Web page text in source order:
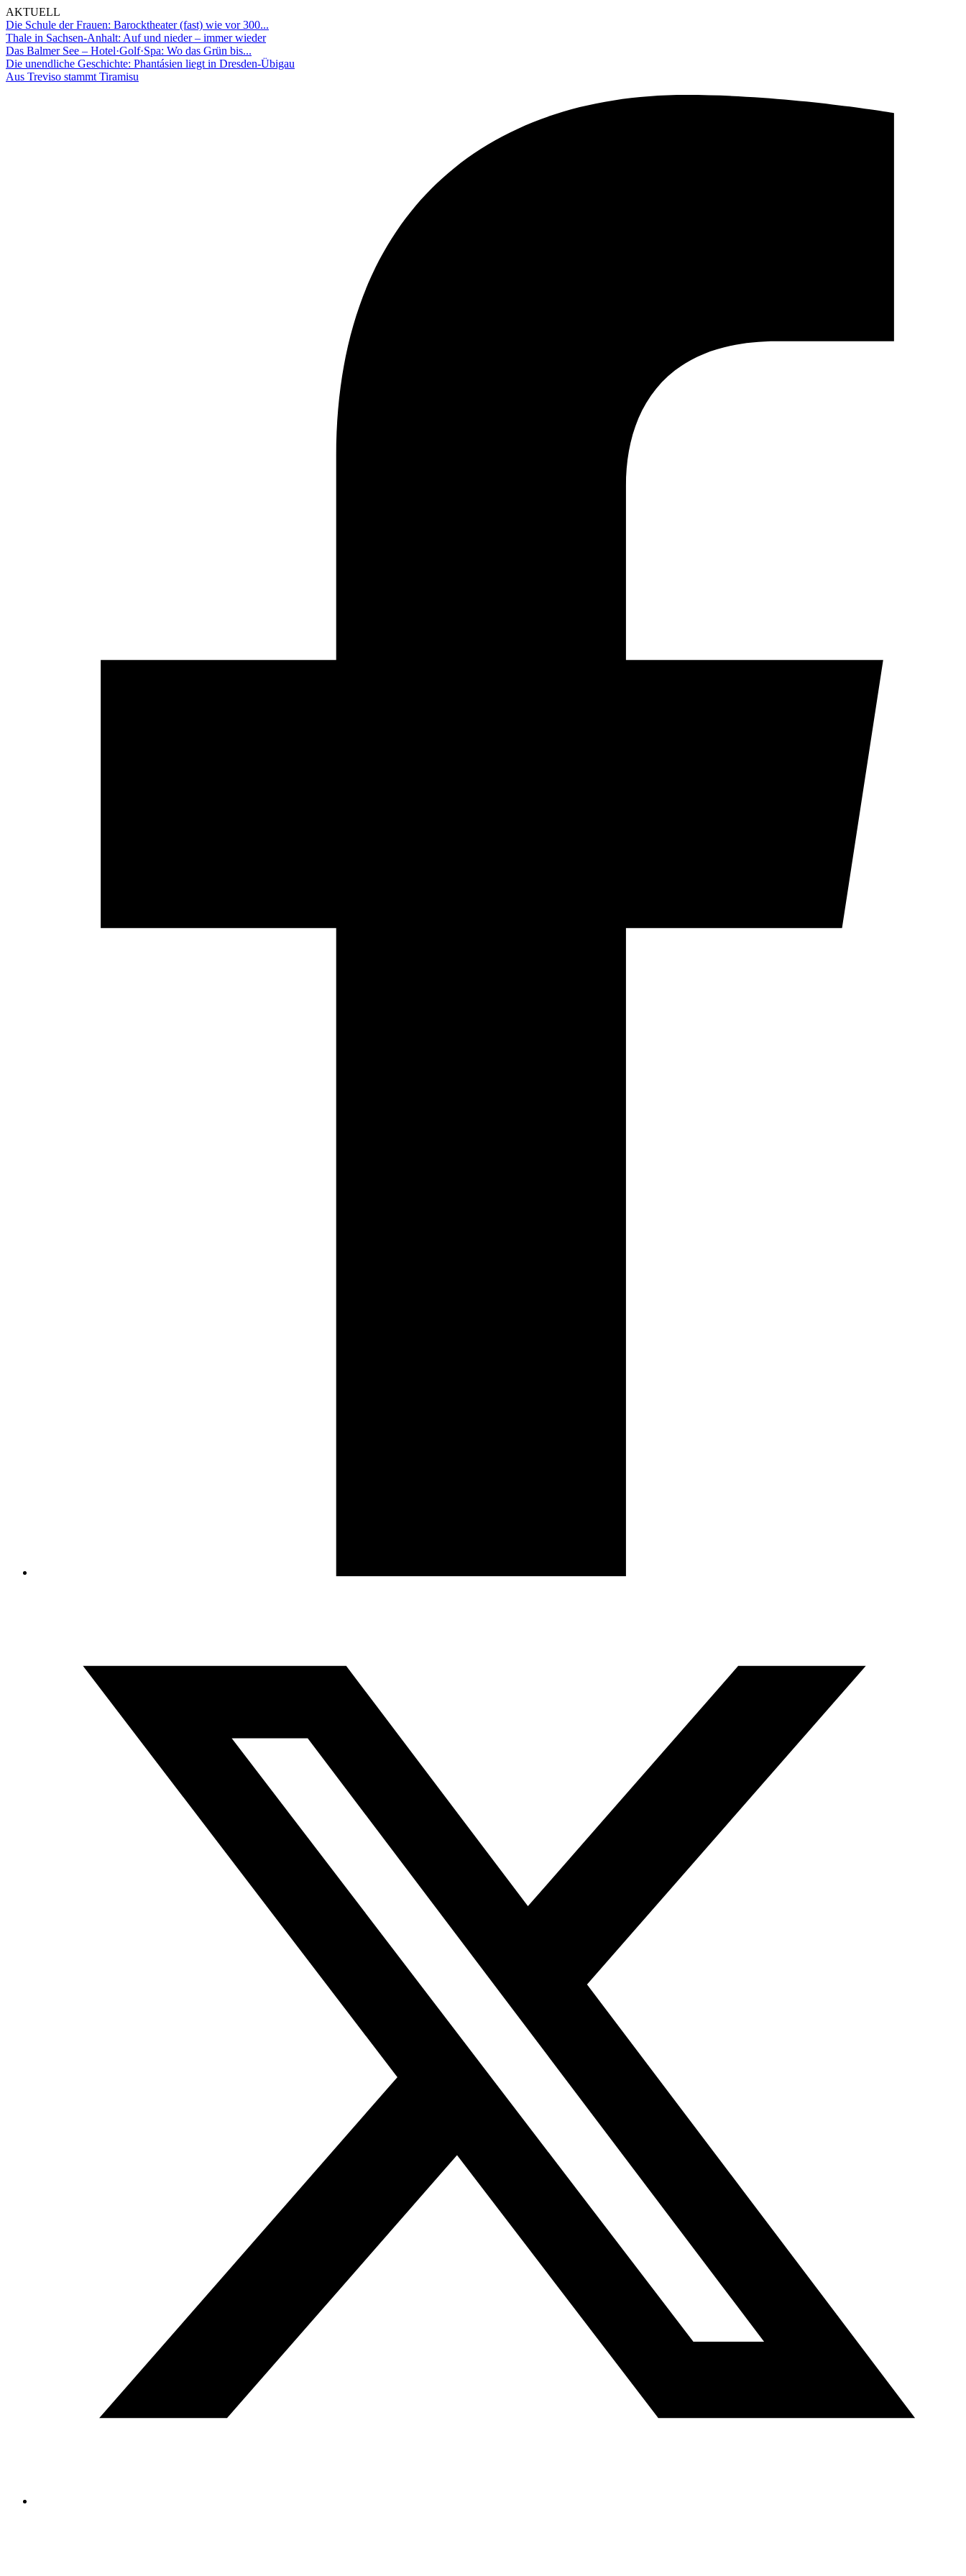
AKTUELL
Die Schule der Frauen: Barocktheater (fast) wie vor 300...
Thale in Sachsen-Anhalt: Auf und nieder – immer wieder
Das Balmer See – Hotel·Golf·Spa: Wo das Grün bis...
Die unendliche Geschichte: Phantásien liegt in Dresden-Übigau
Aus Treviso stammt Tiramisu